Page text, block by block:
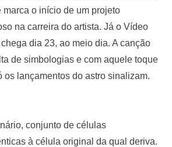
o início de um projeto
na carreira do artista. Já o Vídeo
dia 23, ao meio dia. A canção
de simbologias e com aquele toque
os lançamentos do astro sinalizam.
conjunto de células
à célula original da qual deriva.